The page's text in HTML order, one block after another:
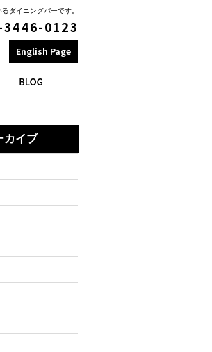
ダイニングバーです。
0123
English Page
カイブ